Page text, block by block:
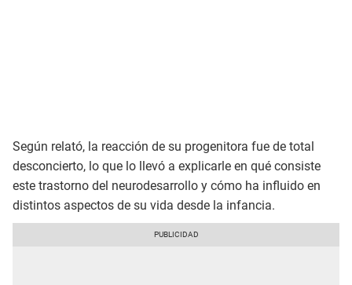
Según relató, la reacción de su progenitora fue de total
desconcierto, lo que lo llevó a explicarle en qué consiste
este trastorno del neurodesarrollo y cómo ha influido en
distintos aspectos de su vida desde la infancia.